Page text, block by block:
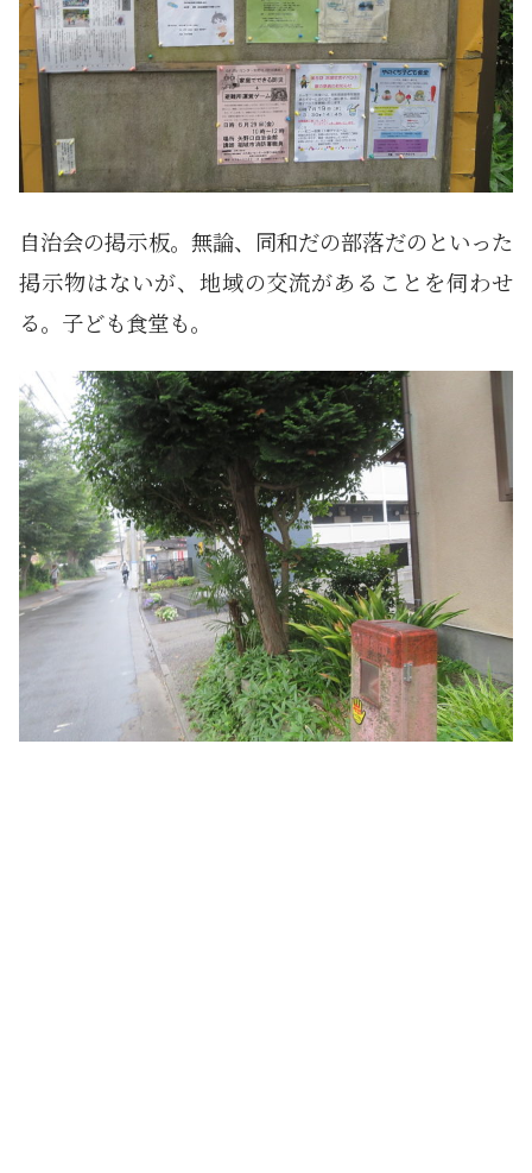
自治会の掲示板。無論、同和だの部落だのといった
掲示物はないが、地域の交流があることを伺わせ
る。子ども食堂も。